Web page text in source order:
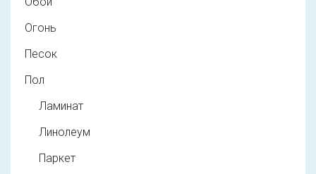
Огонь
Песок
Пол
Ламинат
Линолеум
Паркет